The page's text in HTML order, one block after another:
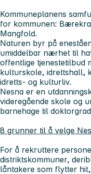
Kommuneplanens
for kommunen:
Mangfold.
Naturen byr på
umiddelbar nærhet til
offentlige tjenestetilbud
kulturskole, idrettshall,
idretts- og kulturliv.
Nesna er en
videregående skole og
barnehage til
8 grunner til å velge
For å rekruttere
distriktskommuner,
låntakere som flytter